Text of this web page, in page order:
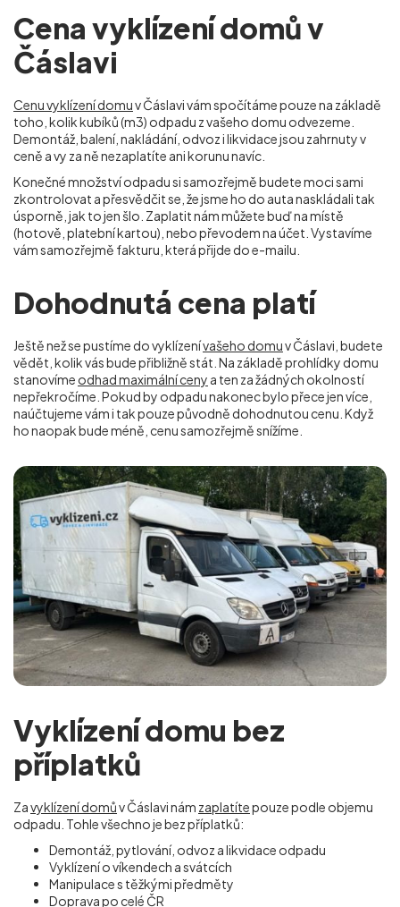
Cena vyklízení domů v
Čáslavi
Cenu vyklízení domuv Čáslavi vám spočítáme pouze na základě
toho, kolik kubíků (m3) odpadu z vašeho domu odvezeme.
Demontáž, balení, nakládání, odvoz i likvidace jsou zahrnuty v
ceně a vy za ně nezaplatíte ani korunu navíc.
Konečné množství odpadu si samozřejmě budete moci sami
zkontrolovat a přesvědčit se, že jsme ho do auta naskládali tak
úsporně, jak to jen šlo. Zaplatit nám můžete buď na místě
(hotově, platební kartou), nebo převodem na účet. Vystavíme
vám samozřejmě fakturu, která přijde do e-mailu.
Dohodnutá cena platí
Ještě než se pustíme do vyklízenívašeho domuv Čáslavi, budete
vědět, kolik vás bude přibližně stát. Na základě prohlídky domu
stanovíme odhad maximální ceny a ten za žádných okolností
nepřekročíme. Pokud by odpadu nakonec bylo přece jen více,
naúčtujeme vám i tak pouze původně dohodnutou cenu. Když
ho naopak bude méně, cenu samozřejmě snížíme.
Vyklízení domu bez
příplatků
Zavyklízení domův Čáslavi nám zaplatítepouze podle objemu
odpadu. Tohle všechno je bez příplatků:
Demontáž, pytlování, odvoz a likvidace odpadu
Vyklízení o víkendech a svátcích
Manipulace s těžkými předměty
Doprava po celé ČR